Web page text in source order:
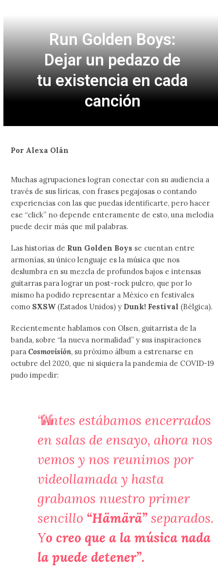
Run Golden Boys:
Dejar un pedazo de
tu existencia en cada
canción
Por Alexa Olán
Muchas agrupaciones logran conectar con su audiencia a
través de sus líricas, con frases pegajosas o contando
experiencias con las que puedas identificarte, pero hacer
ese “click” no depende enteramente de esto, una melodía
puede decir más que mil palabras.
Las historias de Run Golden Boys se cuentan entre
armonías, su único lenguaje es la música que nos
deslumbra en su mezcla de profundos bajos e intensas
guitarras para lograr un post-rock pulcro, que por lo
mismo ha podido representar a México en festivales
como SXSW (Estados Unidos) y Dunk! Festival (Bélgica).
Recientemente hablamos con Olsen, guitarrista de la
banda, sobre “la nueva normalidad” y sus inspiraciones
paraCosmovisión, su próximo álbum a estrenarse en
octubre del 2020, que ni siquiera la pandemia de COVID-19
pudo impedir:
“Antes estábamos encerrados
en salas de ensayo, ahora nos
vemos y nos reunimos por
videollamada y hasta
grabamos nuestro primer
sencillo “Hämärä” separados.
Yo creo que a la música nada
la puede detener”.